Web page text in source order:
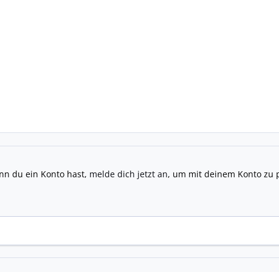
du ein Konto hast, melde dich jetzt an, um mit deinem Konto zu